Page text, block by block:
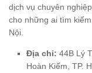
dịch vụ chuyên
cho những ai tìm
Nội.
Địa chỉ: 44B Lý
Hoàn Kiếm, TP.